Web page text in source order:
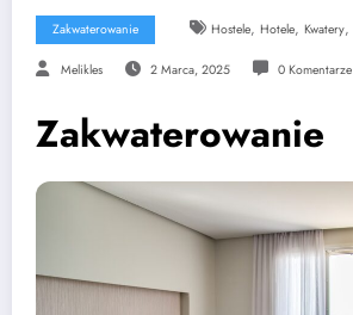
Zakwaterowanie Hostele, Hotele, Kwatery,
Melikles 2 Marca, 2025 0 Komentarze
Zakwaterowanie